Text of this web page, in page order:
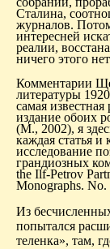
Сталина,
журналов.
интересней
реалии,
ничего этого
Комментарии
литературы
самая
издание обоих
(М., 2002), я
каждая статья и
исследование
грандиозных
the Ilf-Petrov
Monographs. No.
Из
попытался
теленка», там,